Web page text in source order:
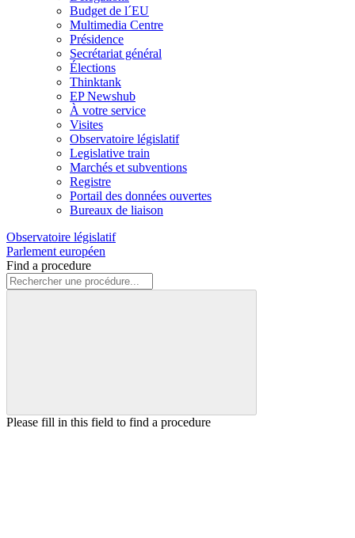
Budget de l´EU
Multimedia Centre
Présidence
Secrétariat général
Élections
Thinktank
EP Newshub
À votre service
Visites
Observatoire législatif
Legislative train
Marchés et subventions
Registre
Portail des données ouvertes
Bureaux de liaison
Observatoire législatif
Parlement européen
Find a procedure
Please fill in this field to find a procedure